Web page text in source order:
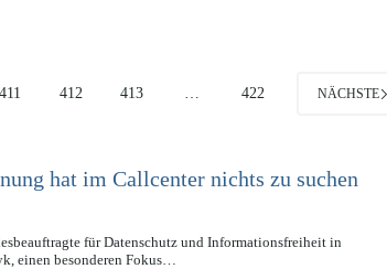
411 412 413 … 422 NÄCHSTE
hat im Callcenter nichts zu suchen
für Datenschutz und Informationsfreiheit in
einen besonderen Fokus…